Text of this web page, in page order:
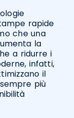
rapide
che una
la
a ridurre i
infatti,
il
più